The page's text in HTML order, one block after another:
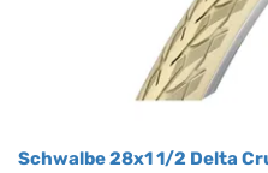
Schwalbe 28x1 1/2 Delta